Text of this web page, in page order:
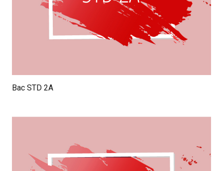
Bac STD 2A